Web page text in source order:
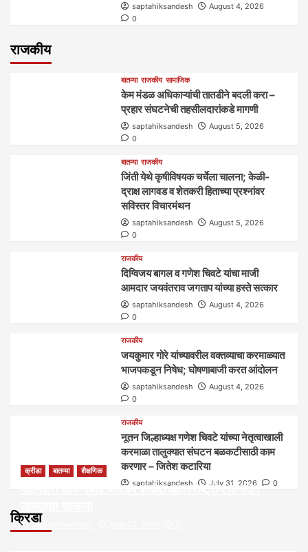
saptahiksandesh
August 4, 2026
0
राजकीय
बातम्या राजकीय सामाजिक
केम मंडळ अधिकाऱ्यांची तातडीने बदली करा –
प्रहार संघटनेची तहसीलदारांकडे मागणी
saptahiksandesh
August 5, 2026
0
बातम्या राजकीय
जिंती येथे कृषीविषयक चर्चेला चालना; केळी-
द्राक्ष लागवड व शेतकरी हिताच्या प्रश्नांवर
सविस्तर विचारमंथन
saptahiksandesh
August 5, 2026
0
राजकीय
दिग्विजय बागल व गणेश चिवटे यांचा माजी
आमदार जयवंतराव जगताप यांच्या हस्ते सत्कार
saptahiksandesh
August 4, 2026
0
राजकीय
जयकुमार गोरे यांच्यावरील वक्तव्याचा करमाळ्यात
भाजपकडून निषेध; घोषणाबाजी करत आंदोलन
saptahiksandesh
August 4, 2026
0
राजकीय
नूतन जिल्हाध्यक्ष गणेश चिवटे यांच्या नेतृत्वाखाली
करमाळा तालुक्यात संघटन बळकटीसाठी काम
करणार – जितेश कटारिया
saptahiksandesh July 31, 2026 0
क्रिडा
क्रीडा बातम्या शैक्षणिक
पीएमश्री साधनाबाई जगताप शाळेत आंतरराष्ट्रीय योगदिन
saptahiksandesh